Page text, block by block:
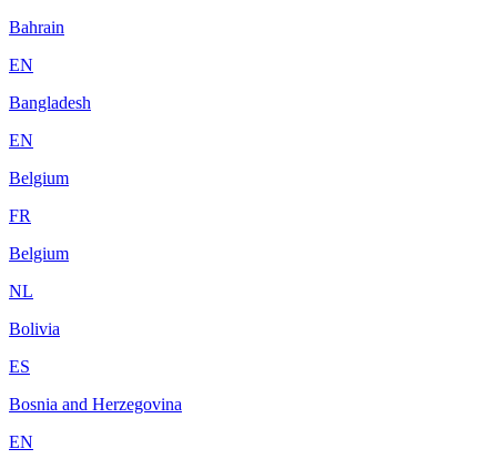
Bahrain
EN
Bangladesh
EN
Belgium
FR
Belgium
NL
Bolivia
ES
Bosnia and Herzegovina
EN